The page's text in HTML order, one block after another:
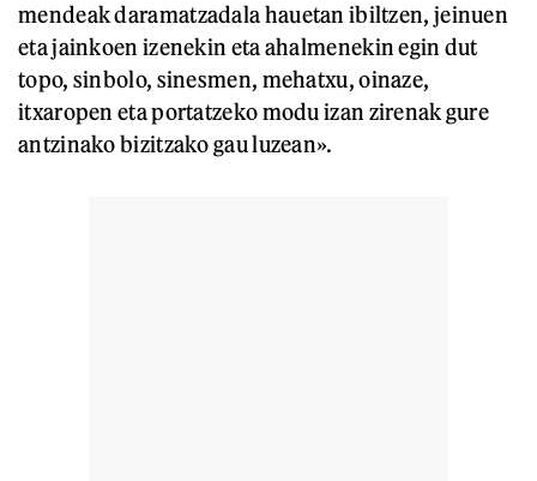
mendeak daramatzadala hauetan ibiltzen, jeinuen
eta jainkoen izenekin eta ahalmenekin egin dut
topo, sinbolo, sinesmen, mehatxu, oinaze,
itxaropen eta portatzeko modu izan zirenak gure
antzinako bizitzako gau luzean».